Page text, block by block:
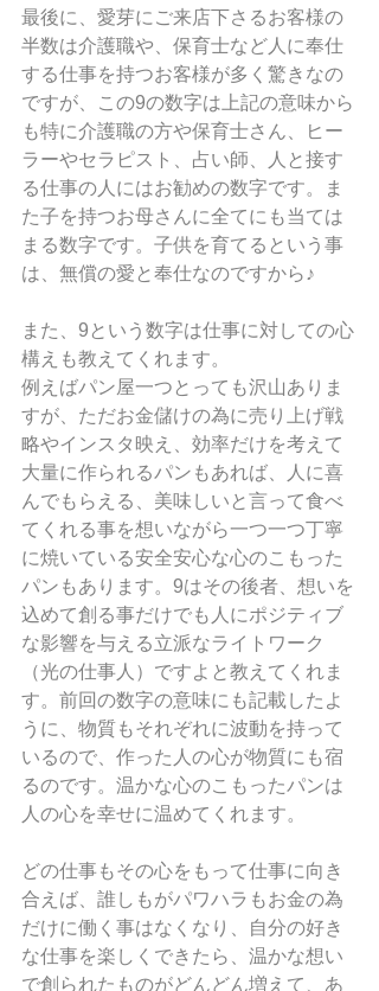
最後に、愛芽にご来店下さるお客様の
半数は介護職や、保育士など人に奉仕
する仕事を持つお客様が多く驚きなの
ですが、この9の数字は上記の意味から
も特に介護職の方や保育士さん、ヒー
ラーやセラピスト、占い師、人と接す
る仕事の人にはお勧めの数字です。ま
た子を持つお母さんに全てにも当ては
まる数字です。子供を育てるという事
は、無償の愛と奉仕なのですから♪
また、9という数字は仕事に対しての心
構えも教えてくれます。
例えばパン屋一つとっても沢山ありま
すが、ただお金儲けの為に売り上げ戦
略やインスタ映え、効率だけを考えて
大量に作られるパンもあれば、人に喜
んでもらえる、美味しいと言って食べ
てくれる事を想いながら一つ一つ丁寧
に焼いている安全安心な心のこもった
パンもあります。9はその後者、想いを
込めて創る事だけでも人にポジティブ
な影響を与える立派なライトワーク
（光の仕事人）ですよと教えてくれま
す。前回の数字の意味にも記載したよ
うに、物質もそれぞれに波動を持って
いるので、作った人の心が物質にも宿
るのです。温かな心のこもったパンは
人の心を幸せに温めてくれます。
どの仕事もその心をもって仕事に向き
合えば、誰しもがパワハラもお金の為
だけに働く事はなくなり、自分の好き
な仕事を楽しくできたら、温かな想い
で創られたものがどんどん増えて、あ